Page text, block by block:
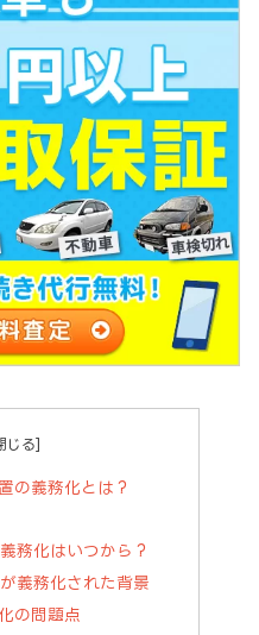
の義務化とは？
務化はいつから？
義務化された背景
の問題点